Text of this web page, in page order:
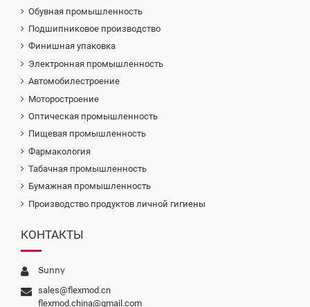
Обувная промышленность
Подшипниковое производство
Финишная упаковка
Электронная промышленность
Автомобилестроение
Моторостроение
Оптическая промышленность
Пищевая промышленность
Фармакология
Табачная промышленность
Бумажная промышленность
Производство продуктов личной гигиены
КОНТАКТЫ
Sunny
sales@flexmod.cn
flexmod.china@gmail.com